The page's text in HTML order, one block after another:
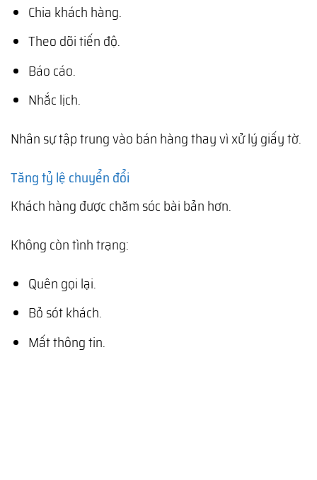
Chia khách hàng.
Theo dõi tiến độ.
Báo cáo.
Nhắc lịch.
Nhân sự tập trung vào bán hàng thay vì xử lý giấy tờ.
Tăng tỷ lệ chuyển đổi
Khách hàng được chăm sóc bài bản hơn.
Không còn tình trạng:
Quên gọi lại.
Bỏ sót khách.
Mất thông tin.